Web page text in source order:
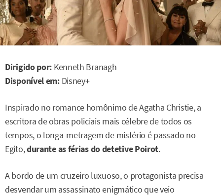
Dirigido por: Kenneth Branagh
Disponível em: Disney+
Inspirado no romance homônimo de Agatha Christie, a
escritora de obras policiais mais célebre de todos os
tempos, o longa-metragem de mistério é passado no
Egito,durante as férias do detetive Poirot.
A bordo de um cruzeiro luxuoso, o protagonista precisa
desvendar um assassinato enigmático que veio